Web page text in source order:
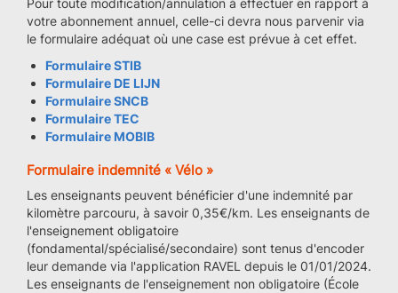
Pour toute modification/annulation à effectuer en rapport à
votre abonnement annuel, celle-ci devra nous parvenir via
le formulaire adéquat où une case est prévue à cet effet.
Formulaire STIB
Formulaire DE LIJN
Formulaire SNCB
Formulaire TEC
Formulaire MOBIB
Formulaire indemnité « Vélo »
Les enseignants peuvent bénéficier d'une indemnité par
kilomètre parcouru, à savoir 0,35€/km. Les enseignants de
l'enseignement obligatoire
(fondamental/spécialisé/secondaire) sont tenus d'encoder
leur demande via l'application RAVEL depuis le 01/01/2024.
Les enseignants de l'enseignement non obligatoire (École